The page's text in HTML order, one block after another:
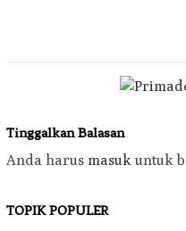
Tinggalkan Balasan
Anda harus masuk untuk
TOPIK POPULER